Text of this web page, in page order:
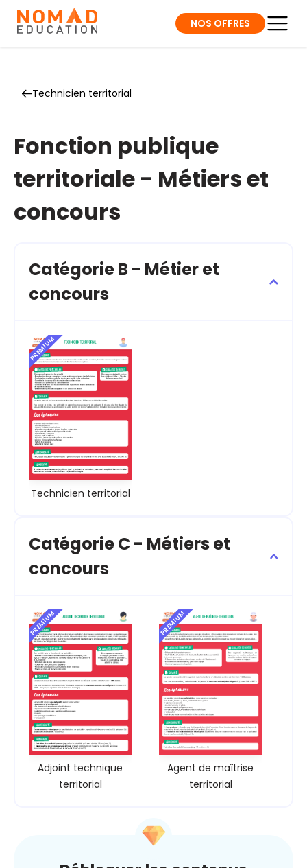
NOS OFFRES
Technicien territorial
Fonction publique
territoriale - Métiers et
concours
Catégorie B - Métier et
concours
PREMIUM
Technicien territorial
Catégorie C - Métiers et
concours
PREMIUM
Adjoint technique
territorial
PREMIUM
Agent de maîtrise
territorial